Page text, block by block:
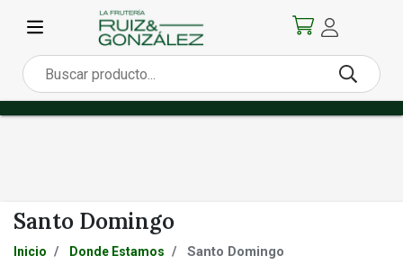
Santo Domingo
Inicio Donde Estamos Santo Domingo